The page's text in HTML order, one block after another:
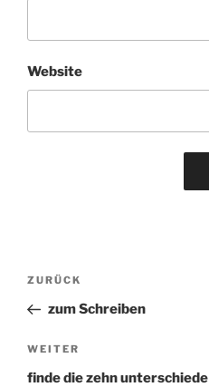
Website
Beitragsnavigation
Vorheriger
Beitrag
ZURÜCK
zum Schreiben
Nächster
Beitrag
WEITER
finde die zehn unterschiede